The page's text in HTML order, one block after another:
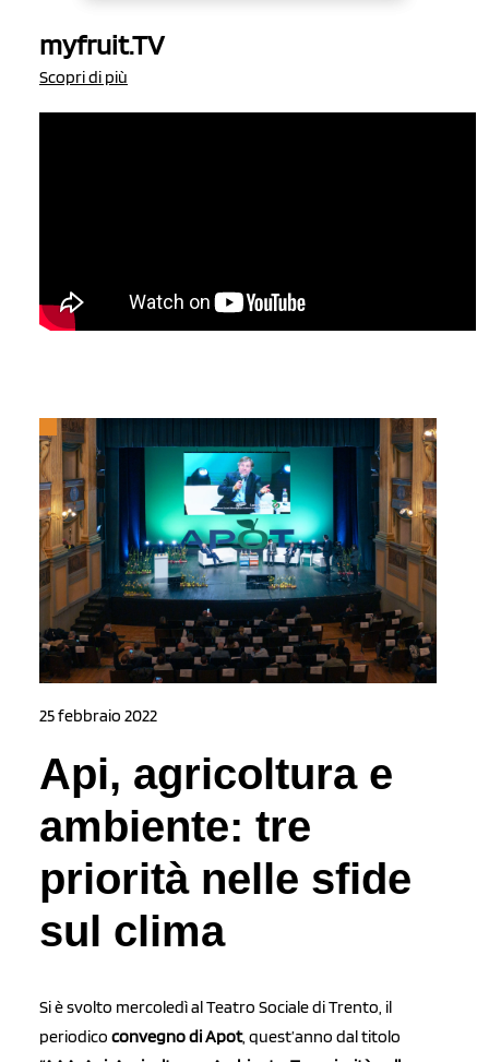
myfruit.TV
Scopri di più
25 febbraio 2022
Api, agricoltura e
ambiente: tre
priorità nelle sfide
sul clima
Si è svolto mercoledì al Teatro Sociale di Trento, il
periodico convegno di Apot, quest’anno dal titolo